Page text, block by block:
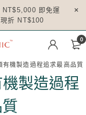
即免運
折 NT$100
0
機製造過程追求最高品質
製造過程